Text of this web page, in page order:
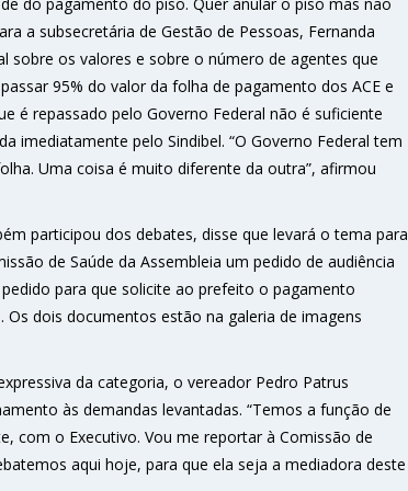
a subsecretária de Gestão de Pessoas, Fernanda
sobre os valores e sobre o número de agentes que
95% do valor da folha de pagamento dos ACE e
é repassado pelo Governo Federal não é suficiente
imediatamente pelo Sindibel. “O Governo Federal tem
Uma coisa é muito diferente da outra”, afirmou
participou dos debates, disse que levará o tema para
de Saúde da Assembleia um pedido de audiência
para que solicite ao prefeito o pagamento
dois documentos estão na galeria de imagens
da categoria, o vereador Pedro Patrus
às demandas levantadas. “Temos a função de
com o Executivo. Vou me reportar à Comissão de
aqui hoje, para que ela seja a mediadora deste